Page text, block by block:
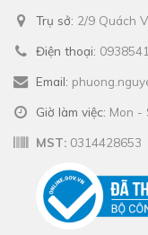
Trụ sở: 2/9 Quách
Điện thoại:
Email:
Giờ làm việc: Mon -
MST: 0314428653